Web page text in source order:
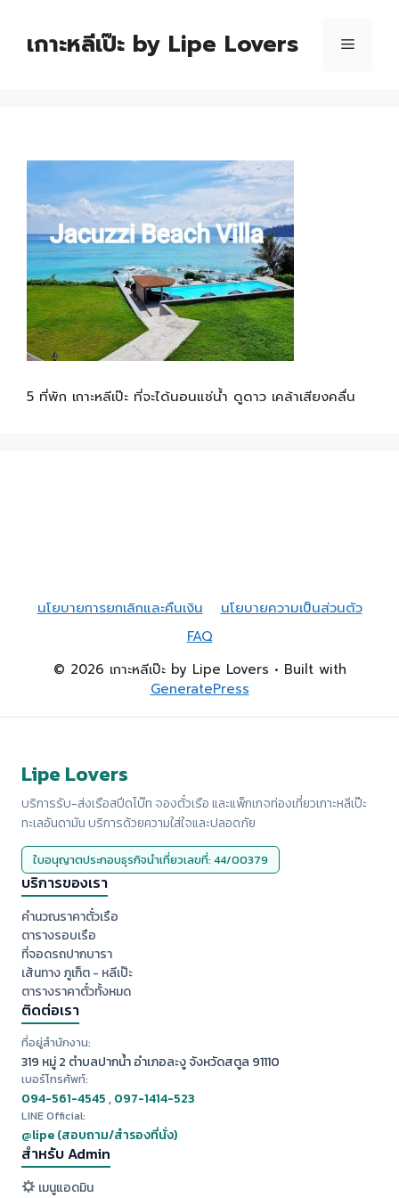
เกาะหลีเป๊ะ by Lipe Lovers
5 ที่พัก เกาะหลีเป๊ะ ที่จะได้นอนแช่น้ำ ดูดาว เคล้าเสียงคลื่น
นโยบายการยกเลิกและคืนเงิน
นโยบายความเป็นส่วนตัว
FAQ
© 2026 เกาะหลีเป๊ะ by Lipe Lovers • Built with
GeneratePress
Lipe Lovers
บริการรับ-ส่งเรือสปีดโบ๊ท จองตั๋วเรือ และแพ็กเกจท่องเที่ยวเกาะหลีเป๊ะ
ทะเลอันดามัน บริการด้วยความใส่ใจและปลอดภัย
ใบอนุญาตประกอบธุรกิจนำเที่ยวเลขที่: 44/00379
บริการของเรา
คำนวณราคาตั๋วเรือ
ตารางรอบเรือ
ที่จอดรถปากบารา
เส้นทาง ภูเก็ต - หลีเป๊ะ
ตารางราคาตั๋วทั้งหมด
ติดต่อเรา
ที่อยู่สำนักงาน:
319 หมู่ 2 ตำบลปากน้ำ อำเภอละงู จังหวัดสตูล 91110
เบอร์โทรศัพท์:
094-561-4545,097-1414-523
LINE Official:
@lipe (สอบถาม/สำรองที่นั่ง)
สำหรับ Admin
เมนูแอดมิน